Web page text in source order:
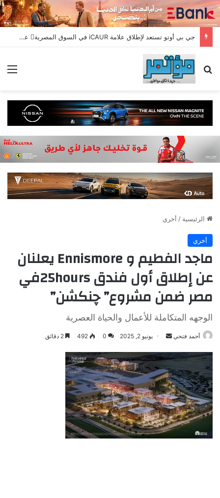
جي بي أوتو تستعد لإطلاق علامة iCAUR في السوق المصرية علامة عالمية جديدة لسيارات الطاقة الجديدة تجمع بين التكنولوجيا الذكية والتصميم الجريء وروح المغامر
بحث عن
الرئيسية / أخري
أخري
ماجد الفطيم و Ennismore يعلنان
عن إطلاق أول فندق 25hoursفي
مصر ضمن مشروع” چنكشن”
الوجهه المتكاملة للأعمال والحياة العصرية
أحمد فتحي
أرسل
إلكترونيا
يونيو 2, 2025 0
492